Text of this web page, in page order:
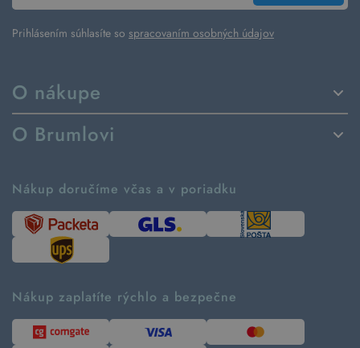
O nákupe
Spôsoby dodania a platby
Vrátenie tovaru a reklamácia
Návod ako nakupovať
Tabuľka veľkostí
Predávané značky
Kontakt
O Brumlovi
Ako tvoríme second hand
Časté otázky
Kde pomáhame
Udržateľnosť
Blog
Pre médiá
Prihlásením súhlasíte so spracovaním osobných údajov
Nákup doručíme včas a v poriadku
Nákup zaplatíte rýchlo a bezpečne